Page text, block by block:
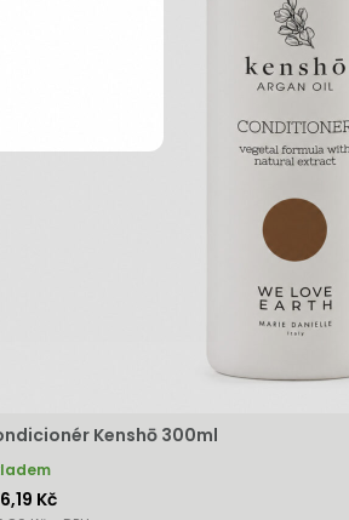
Kenshō 300ml
Kč